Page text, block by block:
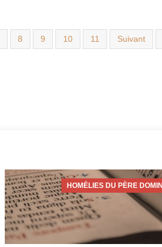
8 9 10 11 Suivant
HOMÉLIES DU PÈRE